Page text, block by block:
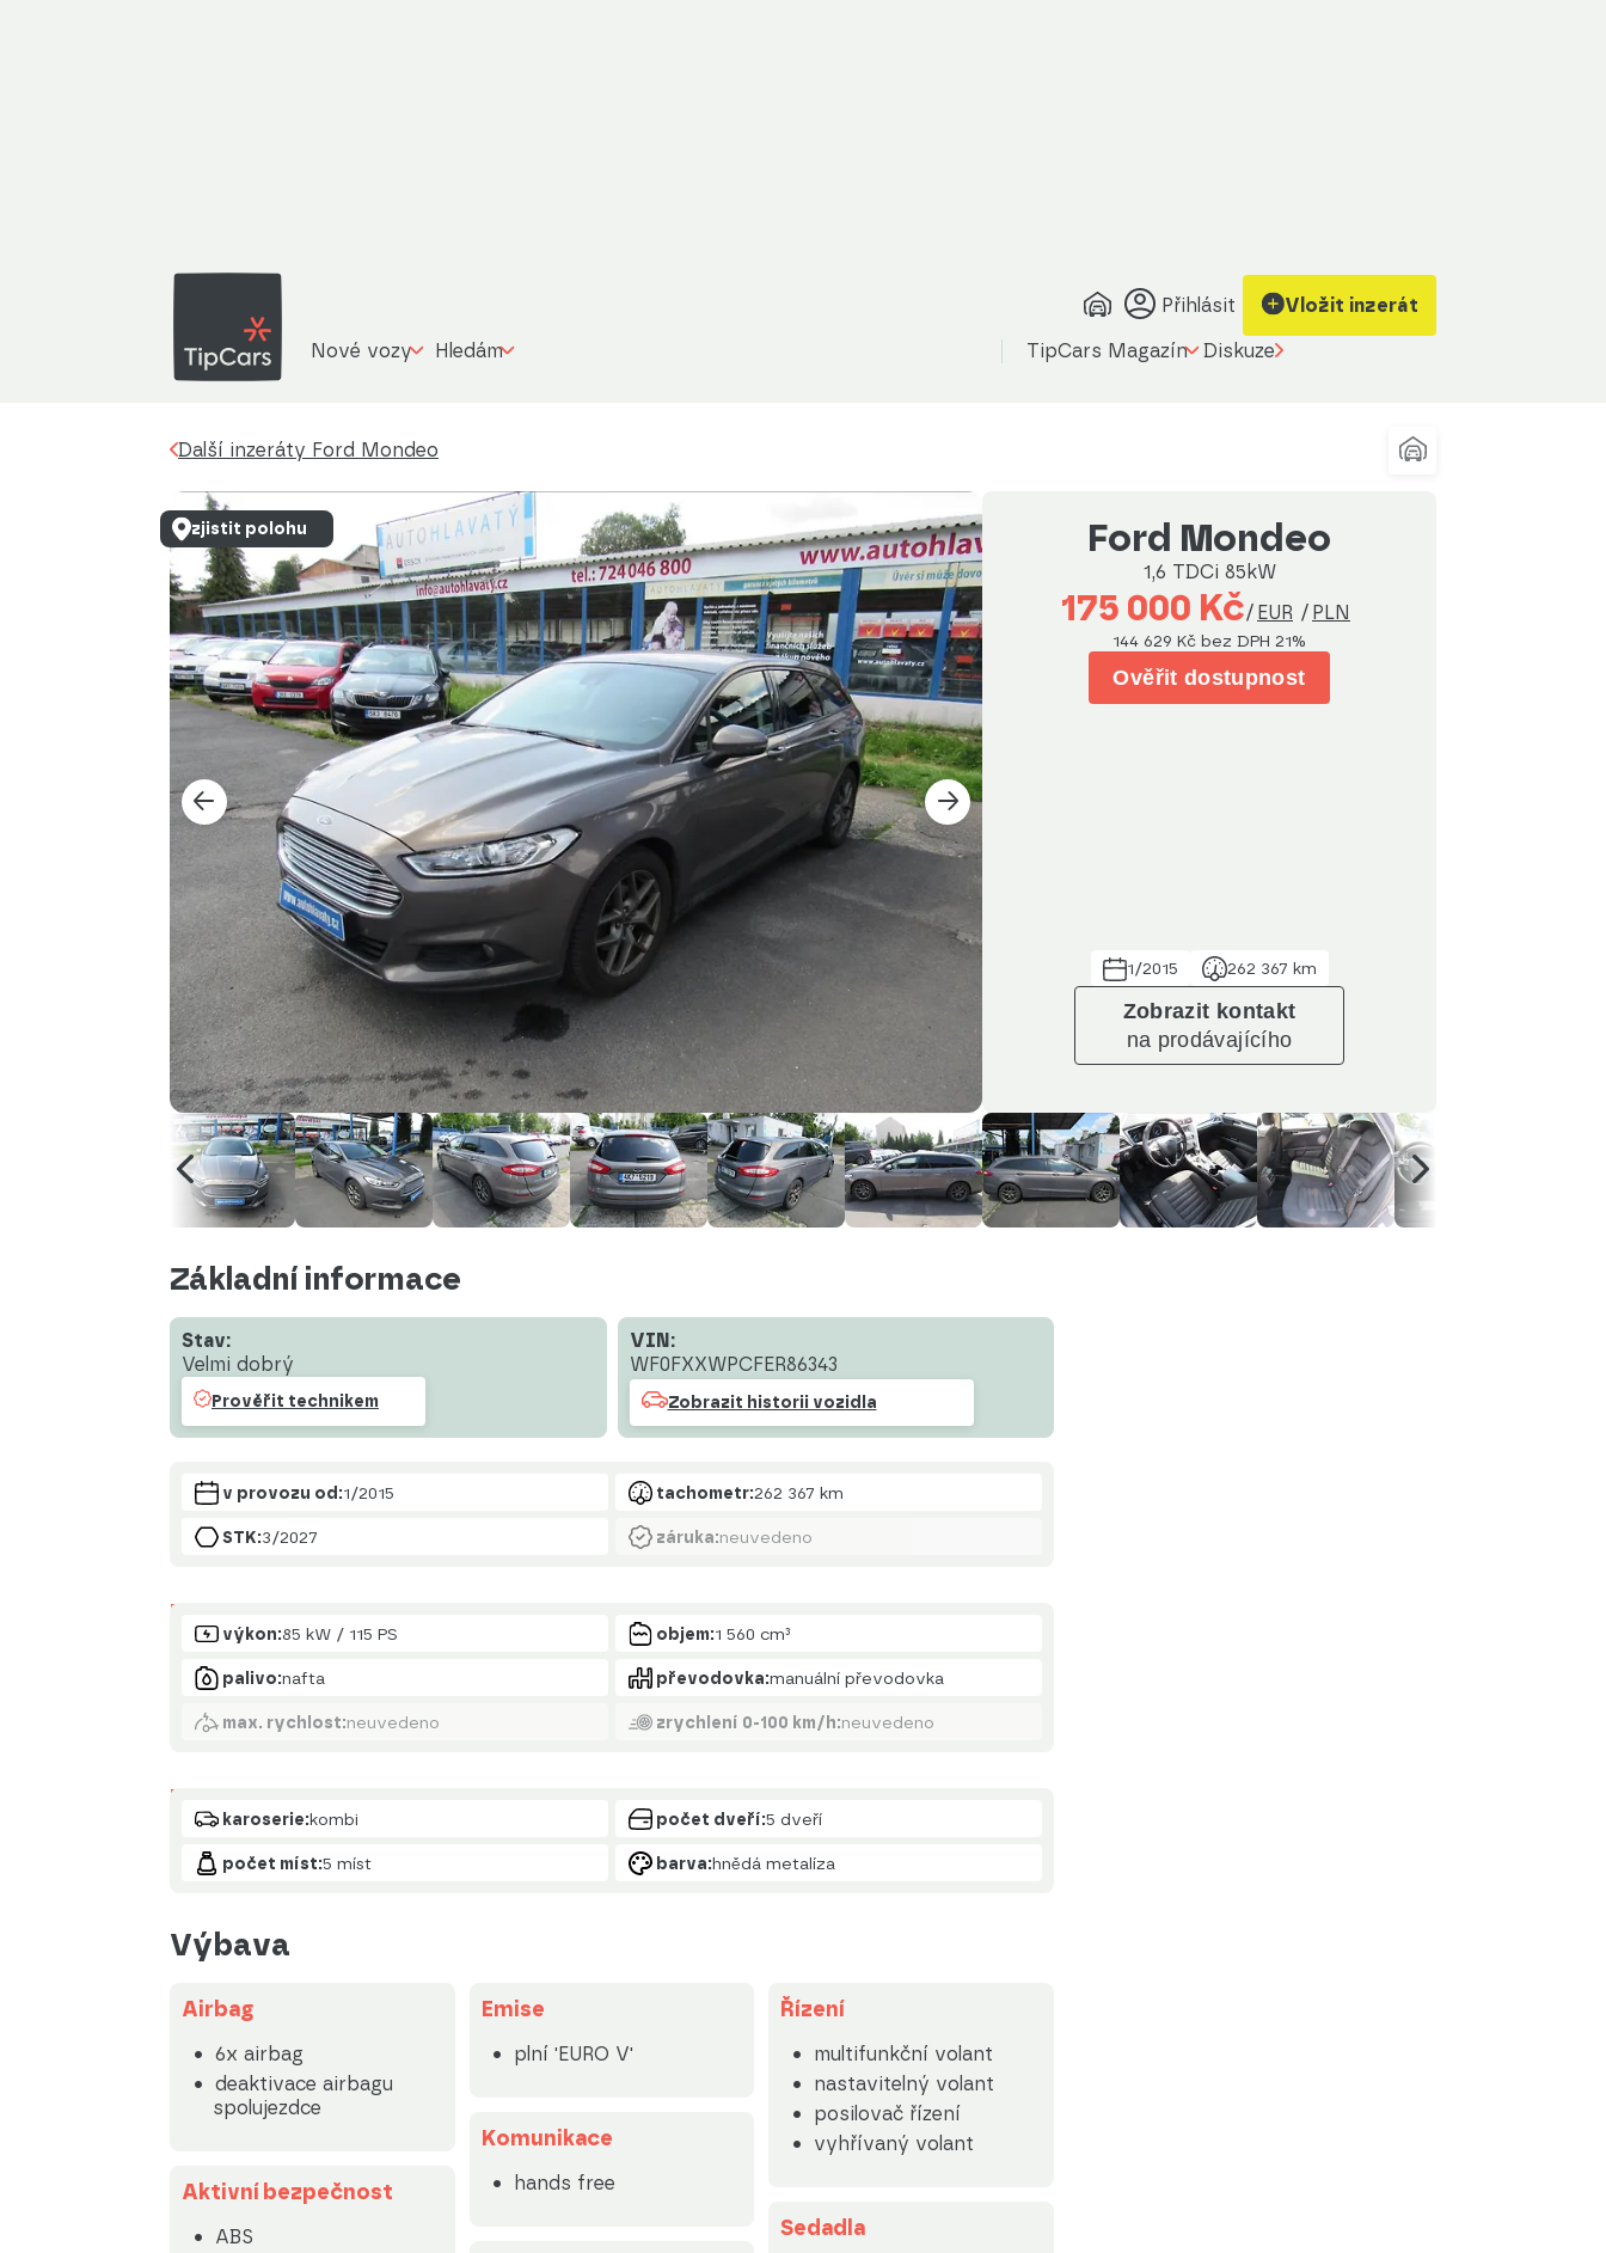
Přihlásit Vložit inzerát
Nové vozy Hledám TipCars Magazín Diskuze
Další inzeráty Ford Mondeo
Ford Mondeo
1,6 TDCi 85kW
175 000 Kč/ EUR / PLN
144 629 Kč bez DPH 21%
Ověřit dostupnost
1/2015 262 367 km
Zobrazit kontakt
na prodávajícího
zjistit polohu
Základní informace
Stav:
Velmi dobrý
Prověřit technikem
VIN:
WF0FXXWPCFER86343
Zobrazit historii vozidla
v provozu od:1/2015 tachometr:262 367 km
STK:3/2027 záruka:neuvedeno
Motor
výkon:85 kW / 115 PS objem:1 560 cm³
palivo:nafta převodovka:manuální převodovka
max. rychlost:neuvedeno zrychlení 0-100 km/h:neuvedeno
Karoserie
karoserie:kombi počet dveří:5 dveří
počet míst:5 míst barva:hnědá metalíza
Výbava
Airbag
6x airbag
deaktivace airbagu
spolujezdce
Aktivní bezpečnost
ABS
Emise
plní 'EURO V'
Komunikace
hands free
Řízení
multifunkční volant
nastavitelný volant
posilovač řízení
vyhřívaný volant
Sedadla